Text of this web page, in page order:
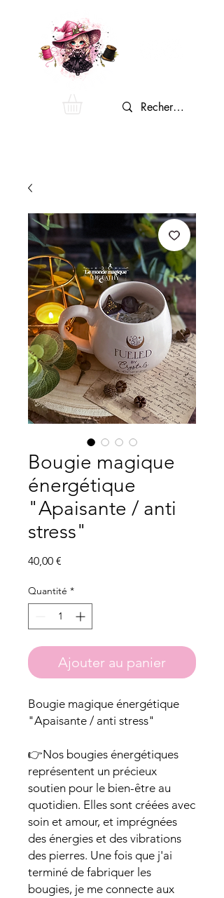
Bougie magique
énergétique
"Apaisante / anti
stress"
40,00 €
Quantité *
Ajouter au panier
Bougie magique énergétique
"Apaisante / anti stress"
👉Nos bougies énergétiques
représentent un précieux
soutien pour le bien-être au
quotidien. Elles sont créées avec
soin et amour, et imprégnées
des énergies et des vibrations
des pierres. Une fois que j'ai
terminé de fabriquer les
bougies, je me connecte aux